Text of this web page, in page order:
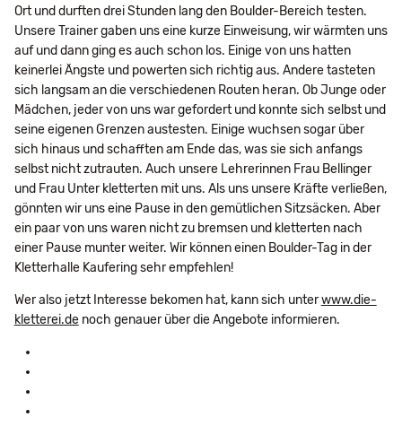
Ort und durften drei Stunden lang den Boulder-Bereich testen.
Unsere Trainer gaben uns eine kurze Einweisung, wir wärmten uns
auf und dann ging es auch schon los. Einige von uns hatten
keinerlei Ängste und powerten sich richtig aus. Andere tasteten
sich langsam an die verschiedenen Routen heran. Ob Junge oder
Mädchen, jeder von uns war gefordert und konnte sich selbst und
seine eigenen Grenzen austesten. Einige wuchsen sogar über
sich hinaus und schafften am Ende das, was sie sich anfangs
selbst nicht zutrauten. Auch unsere Lehrerinnen Frau Bellinger
und Frau Unter kletterten mit uns. Als uns unsere Kräfte verließen,
gönnten wir uns eine Pause in den gemütlichen Sitzsäcken. Aber
ein paar von uns waren nicht zu bremsen und kletterten nach
einer Pause munter weiter. Wir können einen Boulder-Tag in der
Kletterhalle Kaufering sehr empfehlen!
Wer also jetzt Interesse bekomen hat, kann sich unterwww.die-
kletterei.denoch genauer über die Angebote informieren.